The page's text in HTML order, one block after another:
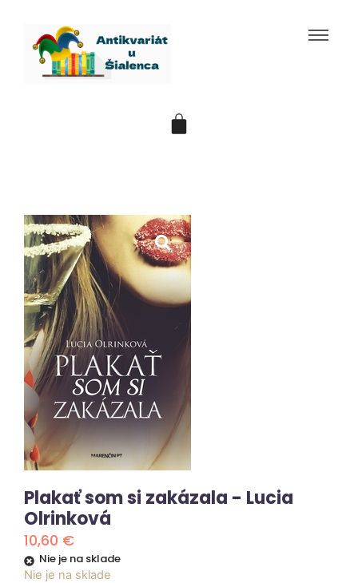
Plakať som si zakázala - Lucia
Olrinková
10,60 €
Nie je na sklade
Nie je na sklade